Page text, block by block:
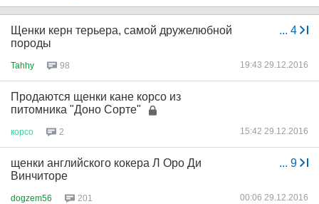
... 4
Щенки керн терьера, самой дружелюбной
породы
Tahhy 98 19:43 29.12.2016
Продаются щенки кане корсо из
питомника "Доно Сорте"
корсо 2 15:42 29.12.2016
... 9
щенки английского кокера Л Оро Ди
Винчиторе
dogzem56 201 00:06 29.12.2016